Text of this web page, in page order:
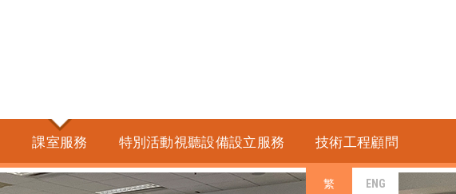
繁 ENG
課室服務 特別活動視聽設備設立服務 技術工程顧問